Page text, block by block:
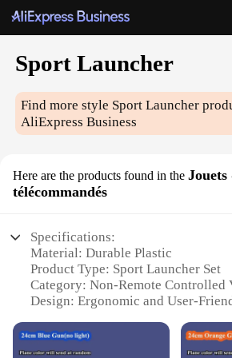
Sport Launcher
Find more style Sport Launcher
AliExpress Business
Here are the products found in the Jouets
télécommandés
Specifications:
Material: Durable Plastic
Product Type: Sport Launcher Set
Category: Non-Remote Controlled
Design: Ergonomic and User-
Performance: High-Speed
Parts and Accessories: Comes with